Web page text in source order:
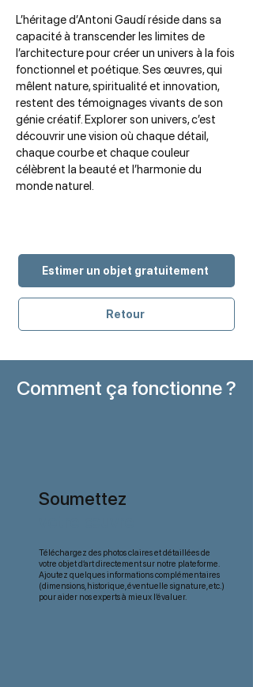
L’héritage d’Antoni Gaudí réside dans sa
capacité à transcender les limites de
l’architecture pour créer un univers à la fois
fonctionnel et poétique. Ses œuvres, qui
mêlent nature, spiritualité et innovation,
restent des témoignages vivants de son
génie créatif. Explorer son univers, c’est
découvrir une vision où chaque détail,
chaque courbe et chaque couleur
célèbrent la beauté et l’harmonie du
monde naturel.
Estimer un objet gratuitement
Retour
Comment ça fonctionne ?
Soumettez
Téléchargez des photos claires et détaillées de
votre objet d’art directement sur notre plateforme.
Ajoutez quelques informations complémentaires
(dimensions, historique, éventuelle signature, etc.)
pour aider nos experts à mieux l’évaluer.